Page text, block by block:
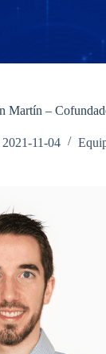
Martín –
2021-11-04